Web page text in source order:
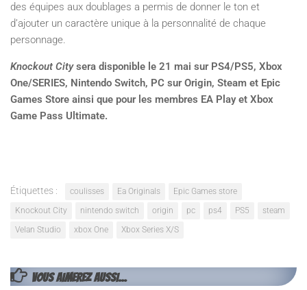
des équipes aux doublages a permis de donner le ton et
d’ajouter un caractère unique à la personnalité de chaque
personnage.
Knockout Citysera disponible le 21 mai sur PS4/PS5, Xbox
One/SERIES, Nintendo Switch, PC sur Origin, Steam et Epic
Games Store ainsi que pour les membres EA Play et Xbox
Game Pass Ultimate.
Étiquettes : coulisses Ea Originals
Epic Games store
Knockout City
nintendo switch origin pc ps4 PS5
steam
Velan Studio
xbox One Xbox Series X/S
VOUS AIMEREZ AUSSI...